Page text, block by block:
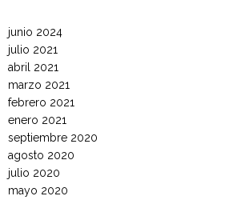
junio 2024
julio 2021
abril 2021
marzo 2021
febrero 2021
enero 2021
septiembre 2020
agosto 2020
julio 2020
mayo 2020